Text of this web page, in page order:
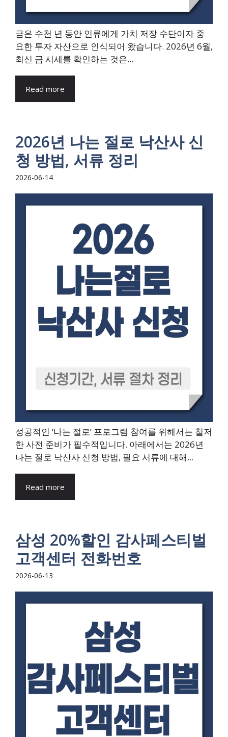
금은 수천 년 동안 인류에게 가치 저장 수단이자 중
요한 투자 자산으로 인식되어 왔습니다. 2026년 6월,
최신 금 시세를 확인하는 것은...
Read more
2026년 나는 절로 낙산사 신
청 방법, 서류 정리
2026-06-14
성공적인 ‘나는 절로’ 프로그램 참여를 위해서는 철저
한 사전 준비가 필수적입니다. 아래에서는 2026년
나는 절로 낙산사 신청 방법, 필요 서류에 대해...
Read more
삼성 20%할인 감사페스티벌
고객센터 전화번호
2026-06-13